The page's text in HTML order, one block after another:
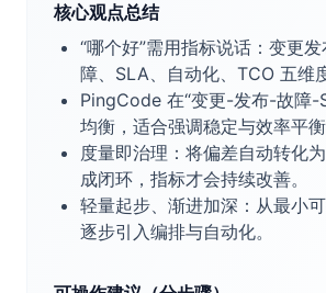
核心观点总结
“哪个好”需用指标说话：变更
障、SLA、自动化、TCO 五维
PingCode 在“变更-发布-故障-
均衡，适合强调稳定与效率平衡
度量即治理：将偏差自动转化
成闭环，指标才会持续改善。
轻量起步、渐进加深：从最小
逐步引入编排与自动化。